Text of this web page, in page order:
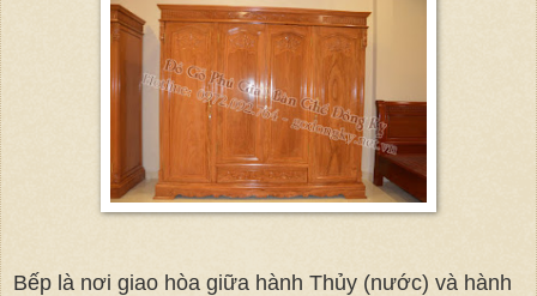
Bếp là nơi giao hòa giữa hành Thủy (nước) và hành